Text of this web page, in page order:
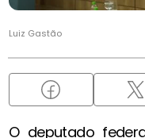
Luiz Gastão
O deputado